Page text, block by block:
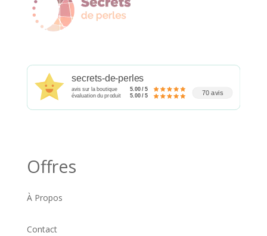
secrets-de-perles
avis sur la boutique
5.00 / 5
évaluation du produit
5.00 / 5 70 avis
Offres
À Propos
Contact